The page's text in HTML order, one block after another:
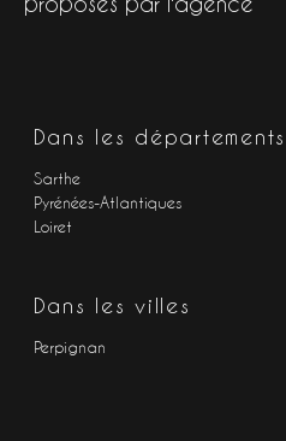
Dans les départements
Sarthe
Pyrénées-Atlantiques
Loiret
Dans les villes
Perpignan